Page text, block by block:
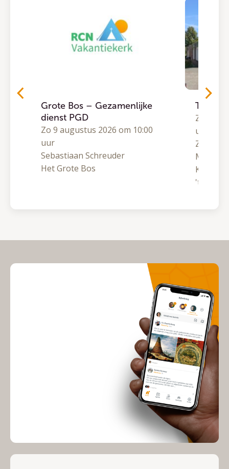
Grote Bos – Gezamenlijke
dienst PGD
Zo 9 augustus 2026 om 10:00
uur
Sebastiaan Schreuder
Het Grote Bos
Zo 9
uur
Matthijs
't Hoge